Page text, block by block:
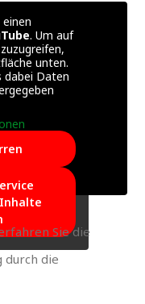
. Um auf
unten.
dabei Daten
Sie die
durch die